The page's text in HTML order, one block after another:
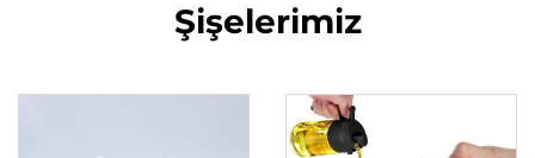
Şişelerimiz